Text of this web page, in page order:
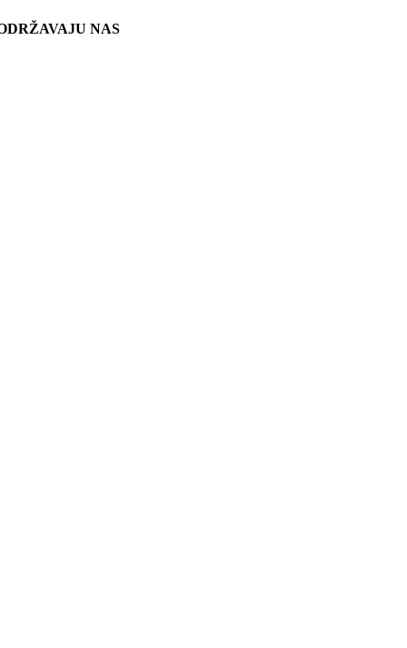
NAS